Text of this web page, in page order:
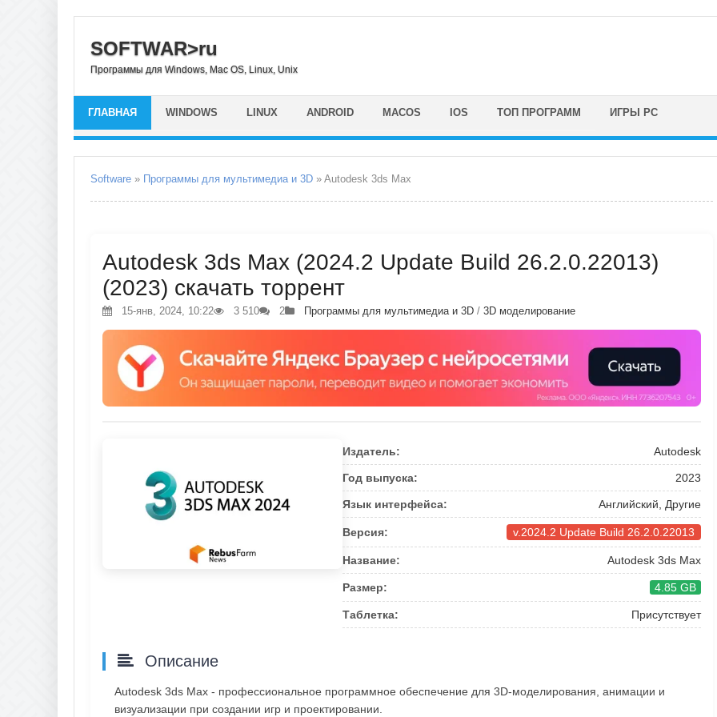
SOFTWAR>ru
Программы для Windows, Mac OS, Linux, Unix
ГЛАВНАЯ WINDOWS LINUX ANDROID MACOS IOS ТОП ПРОГРАММ ИГРЫ PC
Software » Программы для мультимедиа и 3D » Autodesk 3ds Max
Autodesk 3ds Max (2024.2 Update Build 26.2.0.22013)
(2023) скачать торрент
15-янв, 2024, 10:22 3 510 2 Программы для мультимедиа и 3D / 3D моделирование
Издатель: Autodesk
Год выпуска: 2023
Язык интерфейса: Английский, Другие
Версия: v.2024.2 Update Build 26.2.0.22013
Название: Autodesk 3ds Max
Размер: 4.85 GB
Таблетка: Присутствует
Описание
Autodesk 3ds Max - профессиональное программное обеспечение для 3D-моделирования, анимации и
визуализации при создании игр и проектировании.